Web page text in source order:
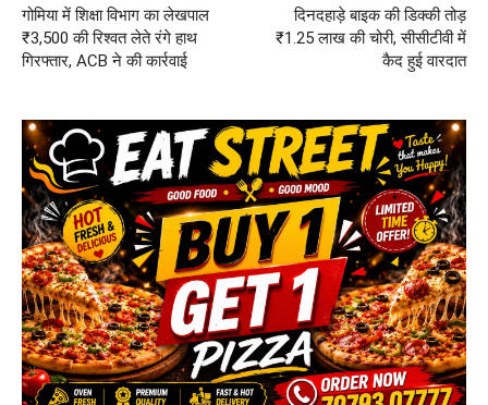
गोमिया में शिक्षा विभाग का लेखपाल
₹3,500 की रिश्वत लेते रंगे हाथ
गिरफ्तार, ACB ने की कार्रवाई
दिनदहाड़े बाइक की डिक्की तोड़
₹1.25 लाख की चोरी, सीसीटीवी में
कैद हुई वारदात